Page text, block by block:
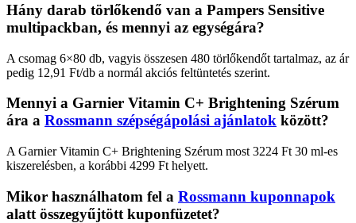
Hány darab törlőkendő van a Pampers Sensitive
multipackban, és mennyi az egységára?
A csomag 6×80 db, vagyis összesen 480 törlőkendőt tartalmaz, az ár
pedig 12,91 Ft/db a normál akciós feltüntetés szerint.
Mennyi a Garnier Vitamin C+ Brightening Szérum
ára a Rossmann szépségápolási ajánlatok között?
A Garnier Vitamin C+ Brightening Szérum most 3224 Ft 30 ml-es
kiszerelésben, a korábbi 4299 Ft helyett.
Mikor használhatom fel a Rossmann kuponnapok
alatt összegyűjtött kuponfüzetet?